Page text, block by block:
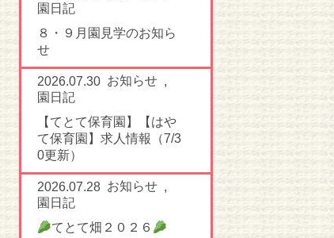
園日記
８・９月園見学のお知ら
せ
2026.07.30 お知らせ ,
園日記
【てとて保育園】【はや
て保育園】求人情報（7/3
0更新）
2026.07.28 お知らせ ,
園日記
てとて畑２０２６